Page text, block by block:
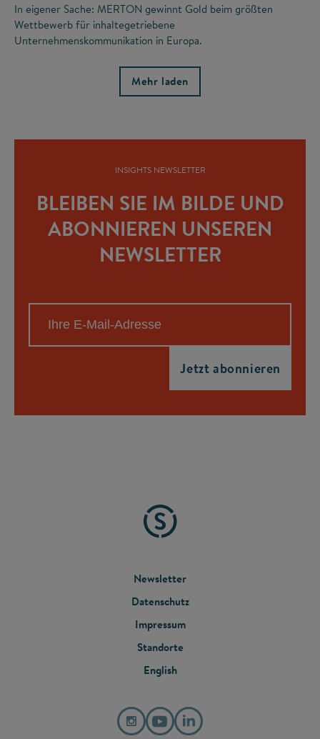
In eigener Sache: MERTON gewinnt Gold beim größten
Wettbewerb für inhaltegetriebene
Unternehmenskommunikation in Europa.
Mehr laden
INSIGHTS NEWSLETTER
BLEIBEN SIE IM BILDE UND
ABONNIEREN UNSEREN
NEWSLETTER
FOOTER
MENU
Newsletter
Datenschutz
Impressum
Standorte
English